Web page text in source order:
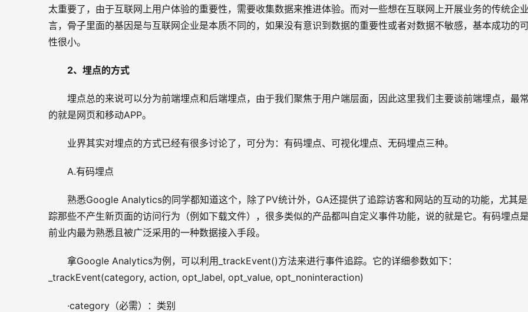
太重要了，由于互联网上用户体验的重要性，需要收集数据来推进体验。而对一些想在互联网上开展业务的传统企
言，骨子里面的基因是与互联网企业是本质不同的，如果没有意识到数据的重要性或者对数据不敏感，基本成功的
性很小。
2、埋点的方式
埋点总的来说可以分为前端埋点和后端埋点，由于我们聚焦于用户端层面，因此这里我们主要谈前端埋点，最
的就是网页和移动APP。
业界其实对埋点的方式已经有很多讨论了，可分为：有码埋点、可视化埋点、无码埋点三种。
A.有码埋点
熟悉Google Analytics的同学都知道这个，除了PV统计外，GA还提供了追踪访客和网站的互动的功能，尤其
踪那些不产生新页面的访问行为（例如下载文件），很多类似的产品都叫自定义事件功能，说的就是它。有码埋点
前业内最为熟悉且被广泛采用的一种数据接入手段。
拿Google Analytics为例，可以利用_trackEvent()方法来进行事件追踪。它的详细参数如下：
_trackEvent(category, action, opt_label, opt_value, opt_noninteraction)
·category（必需）：类别